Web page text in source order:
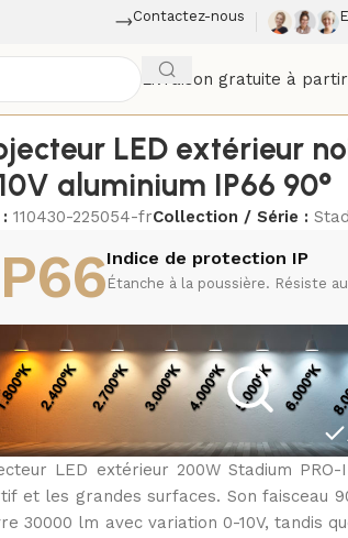
Contactez-nous
Livraison gratuite à
LED extérieur
aluminium IP66 90°
:110430-225054-frCollection / Série :
Indice de protection IP
Étanche à la poussière. Résiste
LED extérieur 200W Stadium
et les grandes surfaces. Son faisceau
30000 lm avec variation 0-10V, tandis